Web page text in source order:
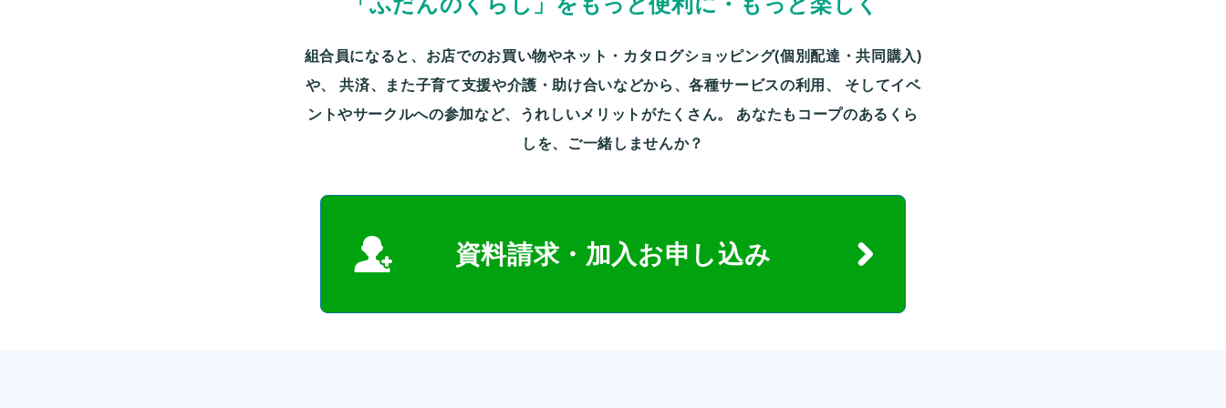
組合員になると、お店でのお買い物やネット・カタログショッピング(個別配達・共同購入)
や、共済、また子育て支援や介護・助け合いなどから、各種サービスの利用、
そしてイベ
ントやサークルへの参加など、うれしいメリットがたくさん。
あなたもコープのあるくら
しを、ご一緒しませんか？
資料請求・加入お申し込み